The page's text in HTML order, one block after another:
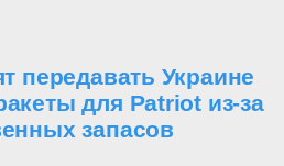
передавать Украине
для Patriot из-за
запасов